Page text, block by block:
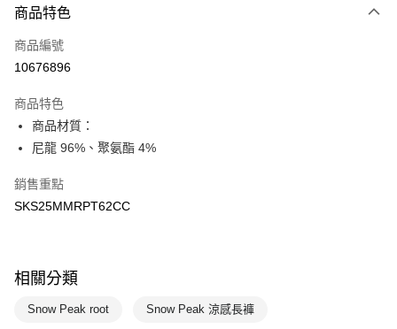
Apple Pay
悠遊付
7-11取貨(快速到店)
每筆NT$100，滿NT$1,500(含以上)免運費
宅配-本島
每筆NT$100，滿NT$1,500(含以上)免運費
商品特色
商品編號
10676896
商品特色
商品材質：
尼龍 96%、聚氨酯 4%
銷售重點
SKS25MMRPT62CC
相關分類
Snow Peak root Snow Peak 涼感長褲